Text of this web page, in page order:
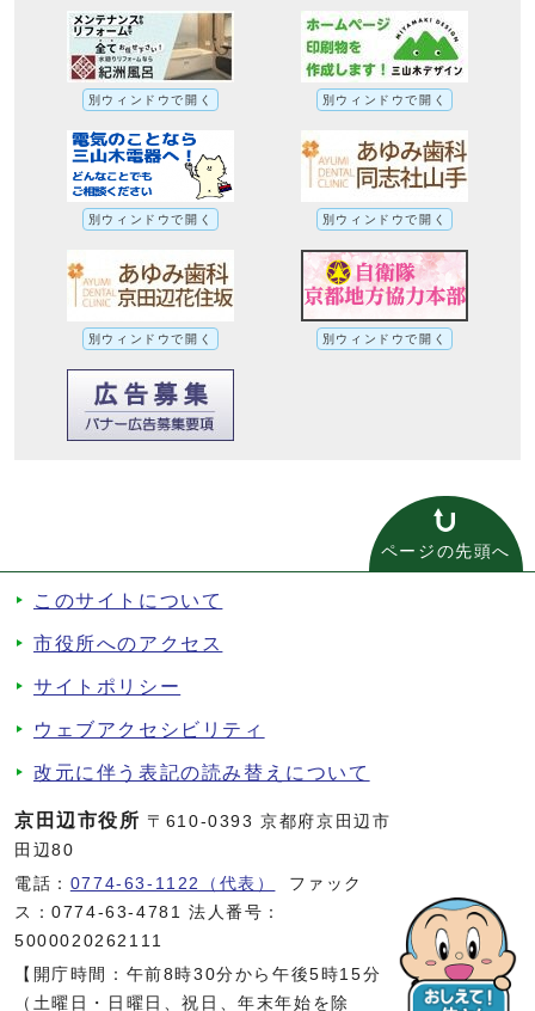
別ウィンドウで開く 別ウィンドウで開く
別ウィンドウで開く 別ウィンドウで開く
別ウィンドウで開く 別ウィンドウで開く
ページの先頭へ
このサイトについて
市役所へのアクセス
サイトポリシー
ウェブアクセシビリティ
改元に伴う表記の読み替えについて
京田辺市役所 〒610-0393 京都府京田辺市
田辺80
電話： 0774-63-1122（代表）
ファック
ス：0774-63-4781 法人番号：
5000020262111
【開庁時間：午前8時30分から午後5時15分
（土曜日・日曜日、祝日、年末年始を除